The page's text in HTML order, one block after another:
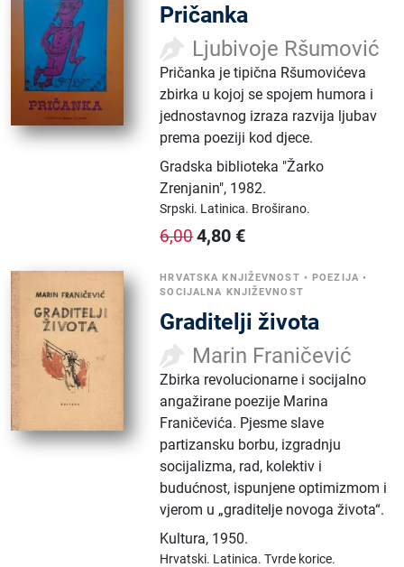
Pričanka
Ljubivoje Ršumović
Pričanka je tipična Ršumovićeva
zbirka u kojoj se spojem humora i
jednostavnog izraza razvija ljubav
prema poeziji kod djece.
Gradska biblioteka "Žarko
Zrenjanin", 1982.
Srpski. Latinica. Broširano.
6,004,80 €
HRVATSKA KNJIŽEVNOST •POEZIJA •
SOCIJALNA KNJIŽEVNOST
Graditelji života
Marin Franičević
Zbirka revolucionarne i socijalno
angažirane poezije Marina
Franičevića. Pjesme slave
partizansku borbu, izgradnju
socijalizma, rad, kolektiv i
budućnost, ispunjene optimizmom i
vjerom u „graditelje novoga života“.
Kultura, 1950.
Hrvatski. Latinica.Tvrde korice.